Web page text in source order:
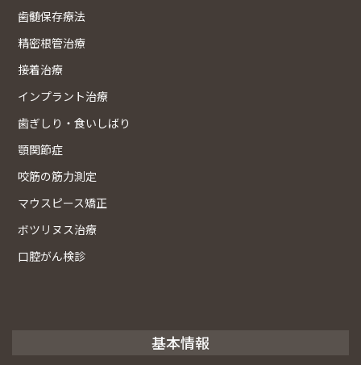
歯髄保存療法
精密根管治療
接着治療
インプラント治療
歯ぎしり・食いしばり
顎関節症
咬筋の筋力測定
マウスピース矯正
ボツリヌス治療
口腔がん検診
基本情報